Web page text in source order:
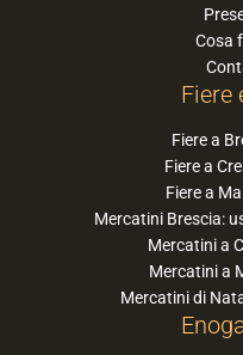
Cosa
Fiere
Fiere a
Fiere a
Fiere a
Mercatini Brescia:
Mercatini a
Mercatini a
Mercatini di